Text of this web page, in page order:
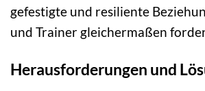
gefestigte und resiliente
und Trainer gleichermaßen
Herausforderungen und